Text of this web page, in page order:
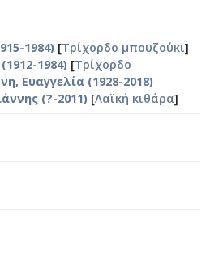
1984) [Τρίχορδο μπουζούκι]
1984) [Τρίχορδο
Ευαγγελία (1928-2018)
(?-2011) [Λαϊκή κιθάρα]